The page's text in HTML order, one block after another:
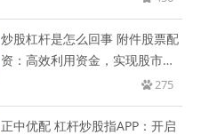
炒股杠杆是怎么回事 附件股票配
资：高效利用资金，实现股市投
275
正中优配 杠杆炒股指APP：开启